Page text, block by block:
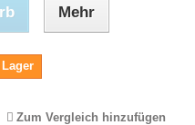
Mehr
Zum Vergleich hinzufügen